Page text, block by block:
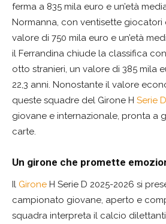
ferma a 835 mila euro e un’età
Normanna, con ventisette giocatori
valore di 750 mila euro e un’età
il Ferrandina chiude la classifica
otto stranieri, un valore di 385 mila
22,3 anni. Nonostante il valore
queste squadre del Girone H Serie D
giovane e internazionale, pronta a
carte.
Un girone che promette
Il Girone H Serie D 2025-2026 si
campionato giovane, aperto e
squadra interpreta il calcio